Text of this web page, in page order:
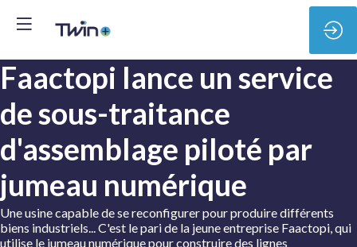
Faactopi lance un service
de sous-traitance
d'assemblage piloté par
jumeau numérique
Une usine capable de se reconfigurer pour produire différents
biens industriels... C'est le pari de la jeune entreprise Faactopi, qui
utilise le jumeau numérique pour construire des lignes